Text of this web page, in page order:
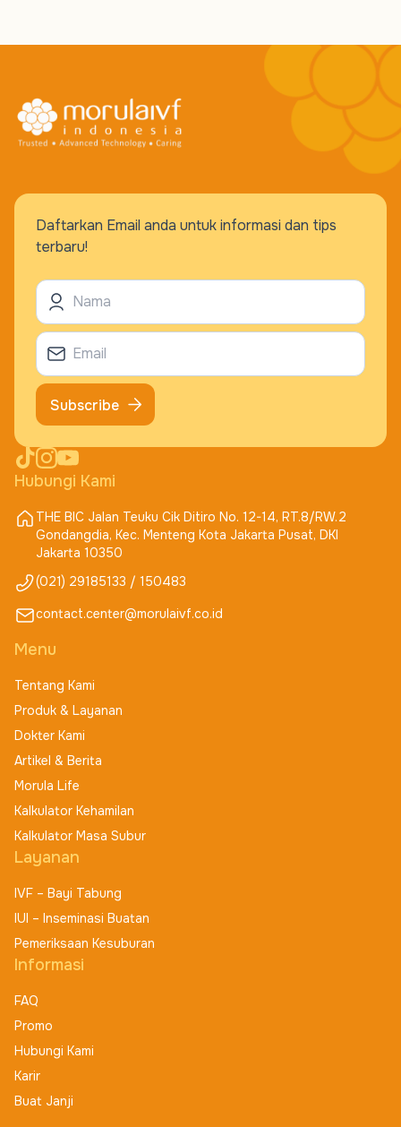
Hubungi Kami
THE BIC Jalan Teuku Cik Ditiro No. 12-14, RT.8/RW.2
Gondangdia, Kec. Menteng Kota Jakarta Pusat, DKI
Jakarta 10350
(021) 29185133 / 150483
contact.center@morulaivf.co.id
Menu
Tentang Kami
Produk & Layanan
Dokter Kami
Artikel & Berita
Morula Life
Kalkulator Kehamilan
Kalkulator Masa Subur
Layanan
IVF – Bayi Tabung
IUI – Inseminasi Buatan
Pemeriksaan Kesuburan
Informasi
FAQ
Promo
Hubungi Kami
Karir
Buat Janji
Daftarkan Email anda untuk informasi dan tips
terbaru!
Subscribe